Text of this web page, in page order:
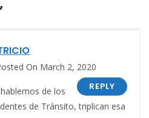
On March 2, 2020
REPLY
de los
de Tránsito, triplican esa